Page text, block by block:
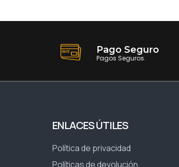
Pago Seguro
Pagos Seguros.
ENLACES ÚTILES
Política de privacidad
Políticas de devolución